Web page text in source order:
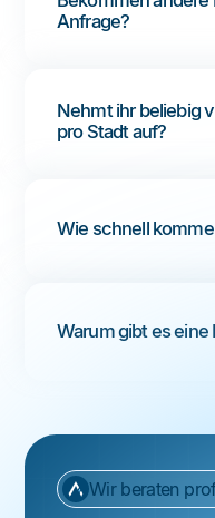
Anfrage?
Nehmt ihr beliebig
pro Stadt auf?
Wie schnell
Warum gibt es
Wir beraten